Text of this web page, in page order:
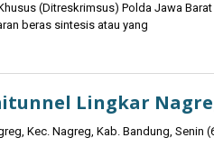
(Ditreskrimsus) Polda Jawa
beras sintesis atau yang
Lingkar
Kec. Nagreg, Kab. Bandung,